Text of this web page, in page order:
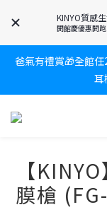
KINYO質感
開館慶優惠開
新會員送
新會員送
爸氣有禮賞🎁全館
耳
炎熱夏日救星☀️秒
新會員送
【
膜槍